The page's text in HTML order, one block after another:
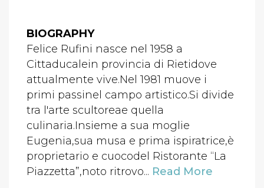
BIOGRAPHY
Felice Rufini nasce nel 1958 a
Cittaducalein provincia di Rietidove
attualmente vive.Nel 1981 muove i
primi passinel campo artistico.Si divide
tra l'arte scultoreae quella
culinaria.Insieme a sua moglie
Eugenia,sua musa e prima ispiratrice,è
proprietario e cuocodel Ristorante “La
Piazzetta”,noto ritrovo... Read More